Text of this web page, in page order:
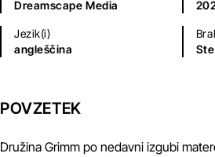
Dreamscape Media
Jezik(i)
angleščina
POVZETEK
Družina Grimm po nedavni izgubi